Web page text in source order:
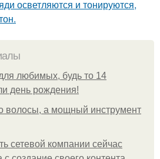
осветляются и тонируются,
любимых, будь то 14
день рождения!
волосы, а мощный инструмент
сетевой компании сейчас